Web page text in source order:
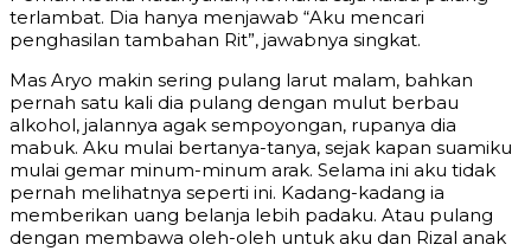
terlambat. Dia hanya menjawab “Aku mencari
penghasilan tambahan Rit”, jawabnya singkat.
Mas Aryo makin sering pulang larut malam, bahkan
pernah satu kali dia pulang dengan mulut berbau
alkohol, jalannya agak sempoyongan, rupanya dia
mabuk. Aku mulai bertanya-tanya, sejak kapan suamiku
mulai gemar minum-minum arak. Selama ini aku tidak
pernah melihatnya seperti ini. Kadang-kadang ia
memberikan uang belanja lebih padaku. Atau pulang
dengan membawa oleh-oleh untuk aku dan Rizal anak